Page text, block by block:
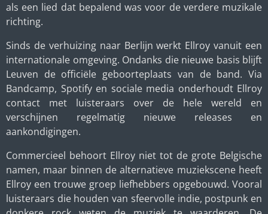
als een lied dat bepalend was voor de verdere muzikale
richting.
Sinds de verhuizing naar Berlijn werkt Ellroy vanuit een
internationale omgeving. Ondanks die nieuwe basis blijft
Leuven de officiële geboorteplaats van de band. Via
Bandcamp, Spotify en sociale media onderhoudt Ellroy
contact met luisteraars over de hele wereld en
verschijnen regelmatig nieuwe releases en
aankondigingen.
Commercieel behoort Ellroy niet tot de grote Belgische
namen, maar binnen de alternatieve muziekscene heeft
Ellroy een trouwe groep liefhebbers opgebouwd. Vooral
luisteraars die houden van sfeervolle indie, postpunk en